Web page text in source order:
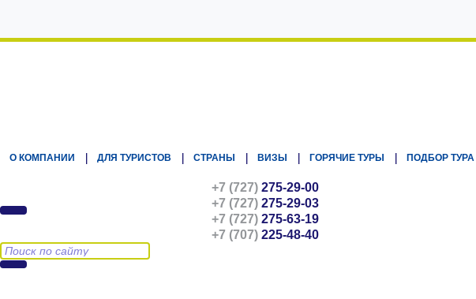
О КОМПАНИИ ДЛЯ ТУРИСТОВ СТРАНЫ ВИЗЫ ГОРЯЧИЕ ТУРЫ ПОДБОР ТУРА
+7 (727) 275-29-00
+7 (727) 275-29-03
+7 (727) 275-63-19
+7 (707) 225-48-40